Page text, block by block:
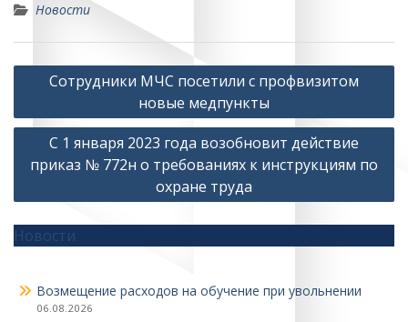
Новости
Навигация
записям
Сотрудники МЧС посетили с профвизитом
новые медпункты
С 1 января 2023 года возобновит действие
приказ № 772н о требованиях к инструкциям по
охране труда
Новости
Возмещение расходов на обучение при увольнении
06.08.2026